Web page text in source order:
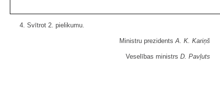
4. Svītrot 2. pielikumu.
Ministru prezidentsA. K. Kariņš
Veselības ministrs D. Pavļuts